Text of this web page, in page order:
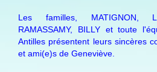
Les familles, MATIGNON,
RAMASSAMY, BILLY et toute
Antilles présentent leurs sincères
et ami(e)s de Geneviève.